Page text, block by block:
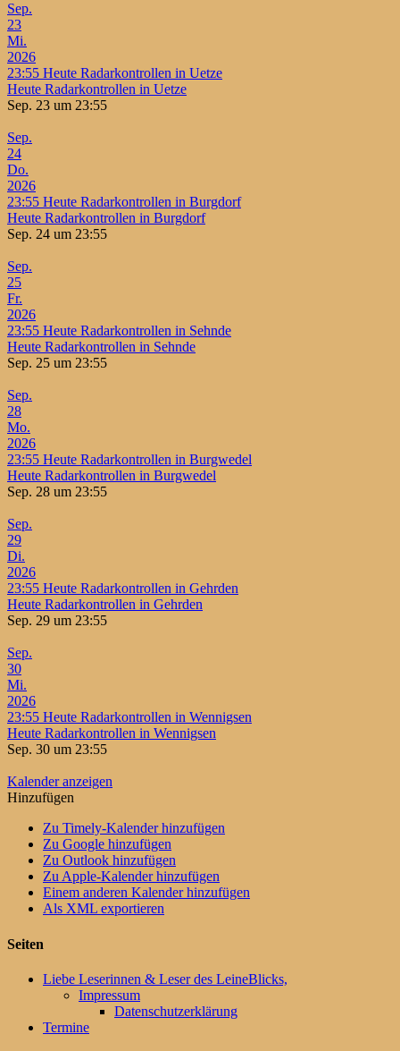
Sep.
23
Mi.
2026
23:55 Heute Radarkontrollen in Uetze
Heute Radarkontrollen in Uetze
Sep. 23 um 23:55
Sep.
24
Do.
2026
23:55 Heute Radarkontrollen in Burgdorf
Heute Radarkontrollen in Burgdorf
Sep. 24 um 23:55
Sep.
25
Fr.
2026
23:55 Heute Radarkontrollen in Sehnde
Heute Radarkontrollen in Sehnde
Sep. 25 um 23:55
Sep.
28
Mo.
2026
23:55 Heute Radarkontrollen in Burgwedel
Heute Radarkontrollen in Burgwedel
Sep. 28 um 23:55
Sep.
29
Di.
2026
23:55 Heute Radarkontrollen in Gehrden
Heute Radarkontrollen in Gehrden
Sep. 29 um 23:55
Sep.
30
Mi.
2026
23:55 Heute Radarkontrollen in Wennigsen
Heute Radarkontrollen in Wennigsen
Sep. 30 um 23:55
Kalender anzeigen
Hinzufügen
Zu Timely-Kalender hinzufügen
Zu Google hinzufügen
Zu Outlook hinzufügen
Zu Apple-Kalender hinzufügen
Einem anderen Kalender hinzufügen
Als XML exportieren
Seiten
Liebe Leserinnen & Leser des LeineBlicks,
Impressum
Datenschutzerklärung
Termine